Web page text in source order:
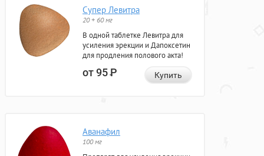
Супер Левитра
20 + 60 мг
В одной таблетке Левитра для
усиления эрекции и Дапоксетин
для продления полового акта!
от 95Р Купить
Аванафил
100 мг